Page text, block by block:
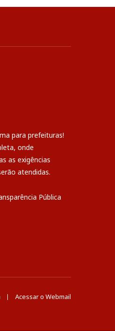
para prefeituras!
onde
as exigências
atendidas.
Pública
Acessar o Webmail